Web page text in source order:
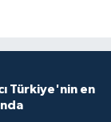
Türkiye'nin en